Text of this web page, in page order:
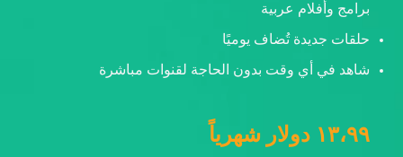
برامج وأفلام عربية
حلقات جديدة تُضاف يوميًا
شاهد في أي وقت بدون الحاجة لقنوات مباشرة
١٣،٩٩ دولار شهرياً